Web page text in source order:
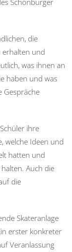
Schönburger
die
erhalten und
was ihnen an
haben und was
Gespräche
ihre
welche Ideen und
hatten und
Auch die
die
Skateranlage
erster konkreter
Veranlassung